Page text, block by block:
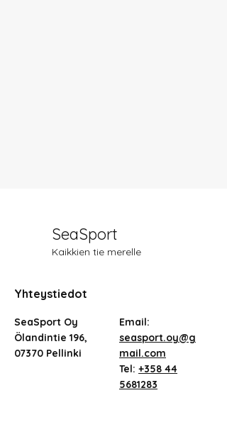
SeaSport
Kaikkien tie merelle
Yhteystiedot
SeaSport Oy
Ölandintie 196,
07370 Pellinki
Email:
seasport.oy@g
mail.com
Tel: +358 44
5681283